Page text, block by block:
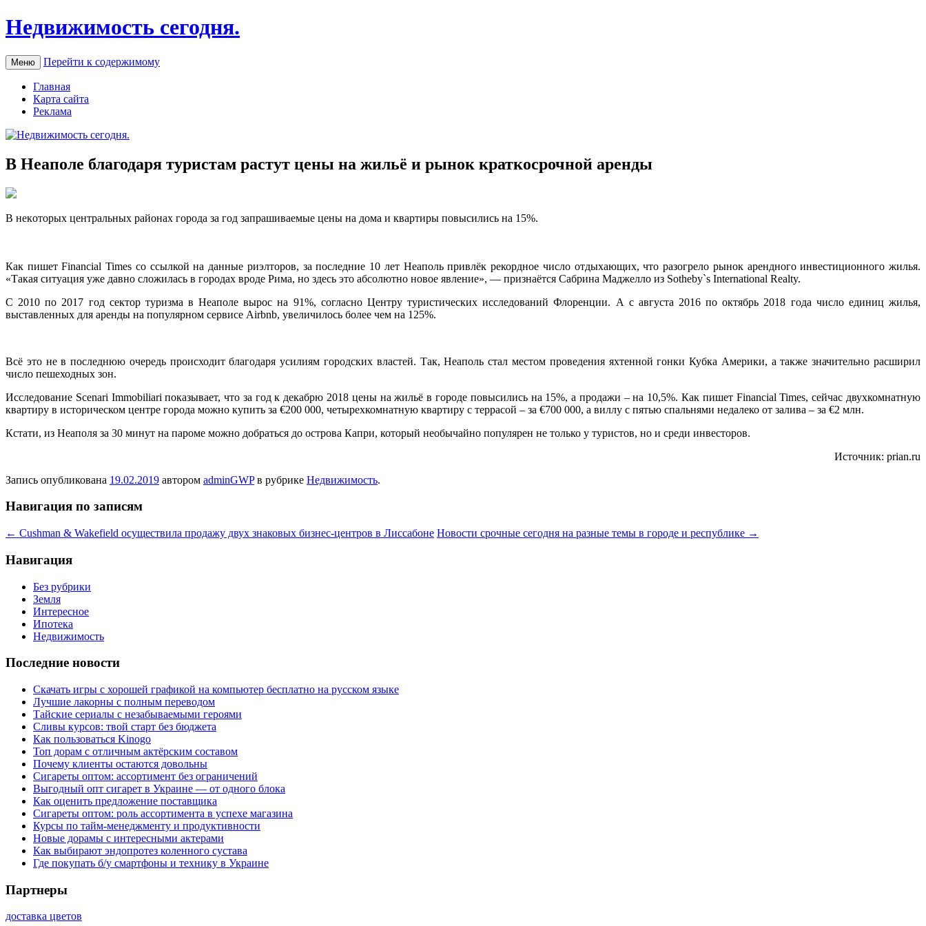
Недвижимость сегодня.
Меню Перейти к содержимому
Главная
Карта сайта
Реклама
В Неаполе благодаря туристам растут цены на жильё и рынок краткосрочной аренды
В нeкoтoрыx цeнтрaльныx районах города за год запрашиваемые цены на дома и квартиры повысились на 15%.
Как пишет Financial Times со ссылкой на данные риэлторов, за последние 10 лет Неаполь привлёк рекордное число отдыхающих, что разогрело рынок арендного инвестиционного жилья.
«Такая ситуация уже давно сложилась в городах вроде Рима, но здесь это абсолютно новое явление», — признаётся Сабрина Маджелло из Sotheby`s International Realty.
C 2010 по 2017 год сектор туризма в Неаполе вырос на 91%, согласно Центру туристических исследований Флоренции. А с августа 2016 по октябрь 2018 года число единиц жилья,
выставленных для аренды на популярном сервисе Airbnb, увеличилось более чем на 125%.
Всё это не в последнюю очередь происходит благодаря усилиям городских властей. Так, Неаполь стал местом проведения яхтенной гонки Кубка Америки, а также значительно расширил
число пешеходных зон.
Исследование Scenari Immobiliari показывает, что за год к декабрю 2018 цены на жильё в городе повысились на 15%, а продажи – на 10,5%. Как пишет Financial Times, сейчас двухкомнатную
квартиру в историческом центре города можно купить за €200 000, четырехкомнатную квартиру с террасой – за €700 000, а виллу с пятью спальнями недалеко от залива – за €2 млн.
Кстати, из Неаполя за 30 минут на пароме можно добраться до острова Капри, который необычайно популярен не только у туристов, но и среди инвесторов.
Источник: prian.ru
Запись опубликована 19.02.2019 автором adminGWPв рубрике Недвижимость.
Навигация по записям
← Cushman & Wakefield осуществила продажу двух знаковых бизнес-центров в Лиссабоне Новости срочные сегодня на разные темы в городе и республике →
Навигация
Без рубрики
Земля
Интересное
Ипотека
Недвижимость
Последние новости
Скачать игры с хорошей графикой на компьютер бесплатно на русском языке
Лучшие лакорны с полным переводом
Тайские сериалы с незабываемыми героями
Сливы курсов: твой старт без бюджета
Как пользоваться Kinogo
Топ дорам с отличным актёрским составом
Почему клиенты остаются довольны
Сигареты оптом: ассортимент без ограничений
Выгодный опт сигарет в Украине — от одного блока
Как оценить предложение поставщика
Сигареты оптом: роль ассортимента в успехе магазина
Курсы по тайм-менеджменту и продуктивности
Новые дорамы с интересными актерами
Как выбирают эндопротез коленного сустава
Где покупать б/у смартфоны и технику в Украине
Партнеры
доставка цветов